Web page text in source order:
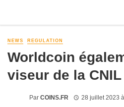
NEWS REGULATION
Worldcoin
viseur de la CNIL
Par COINS.FR 28 juillet 2023